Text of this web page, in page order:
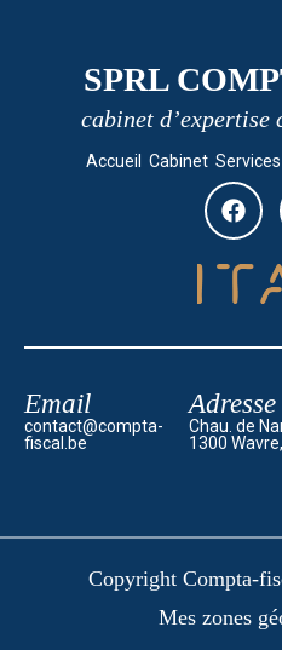
SPRL
cabinet d’expertise
Accueil Cabinet Services
Email
contact@compta-
fiscal.be
Adresse
Chau. de
1300
Copyright Compta-
Mes zones